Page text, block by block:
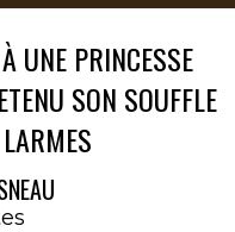
UNE PRINCESSE
SON SOUFFLE